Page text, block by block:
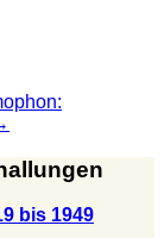
bis 1949